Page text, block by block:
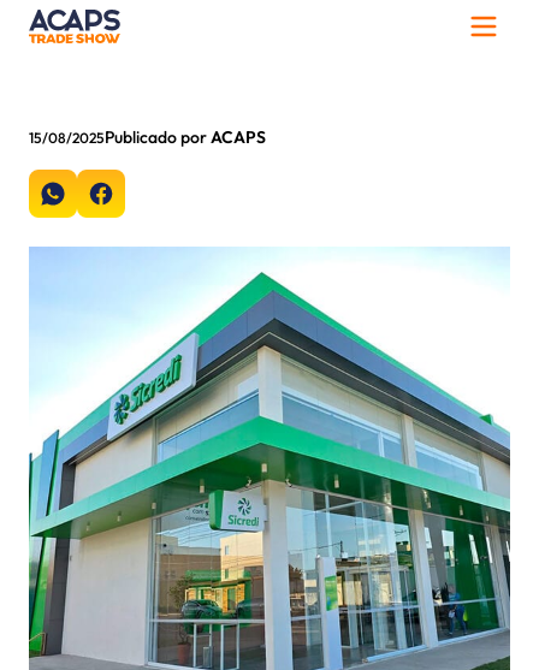
15/08/2025Publicado porACAPS